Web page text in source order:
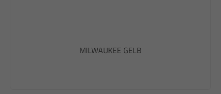
MILWAUKEE GELB